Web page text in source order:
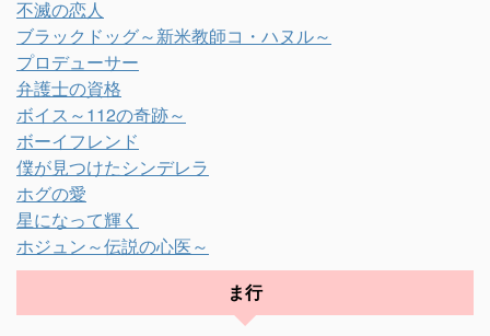
不滅の恋人
ブラックドッグ～新米教師コ・ハヌル～
プロデューサー
弁護士の資格
ボイス～112の奇跡～
ボーイフレンド
僕が見つけたシンデレラ
ホグの愛
星になって輝く
ホジュン～伝説の心医～
ま行